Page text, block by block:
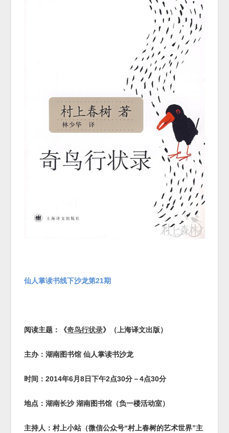
仙人掌读书线下沙龙第21期
阅读主题：《奇鸟行状录》（上海译文出版）
主办：湖南图书馆 仙人掌读书沙龙
时间：2014年6月8日下午2点30分 －4点30分
地点：湖南长沙 湖南图书馆（负一楼活动室）
主持人：村上小站（微信公众号“村上春树的艺术世界”主